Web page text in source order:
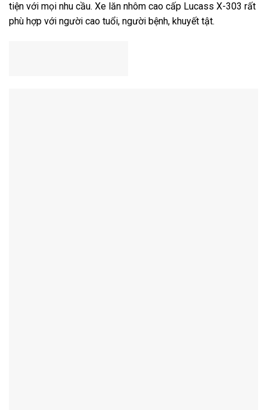
tiện với mọi nhu cầu. Xe lăn nhôm cao cấp Lucass X-303 rất
phù hợp với người cao tuổi, người bệnh, khuyết tật.